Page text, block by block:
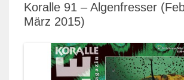
Koralle 91 – Algenfresser
März 2015)